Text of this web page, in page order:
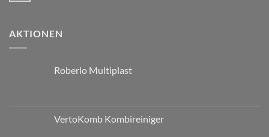
AKTIONEN
Roberlo Multiplast
VertoKomb Kombireiniger